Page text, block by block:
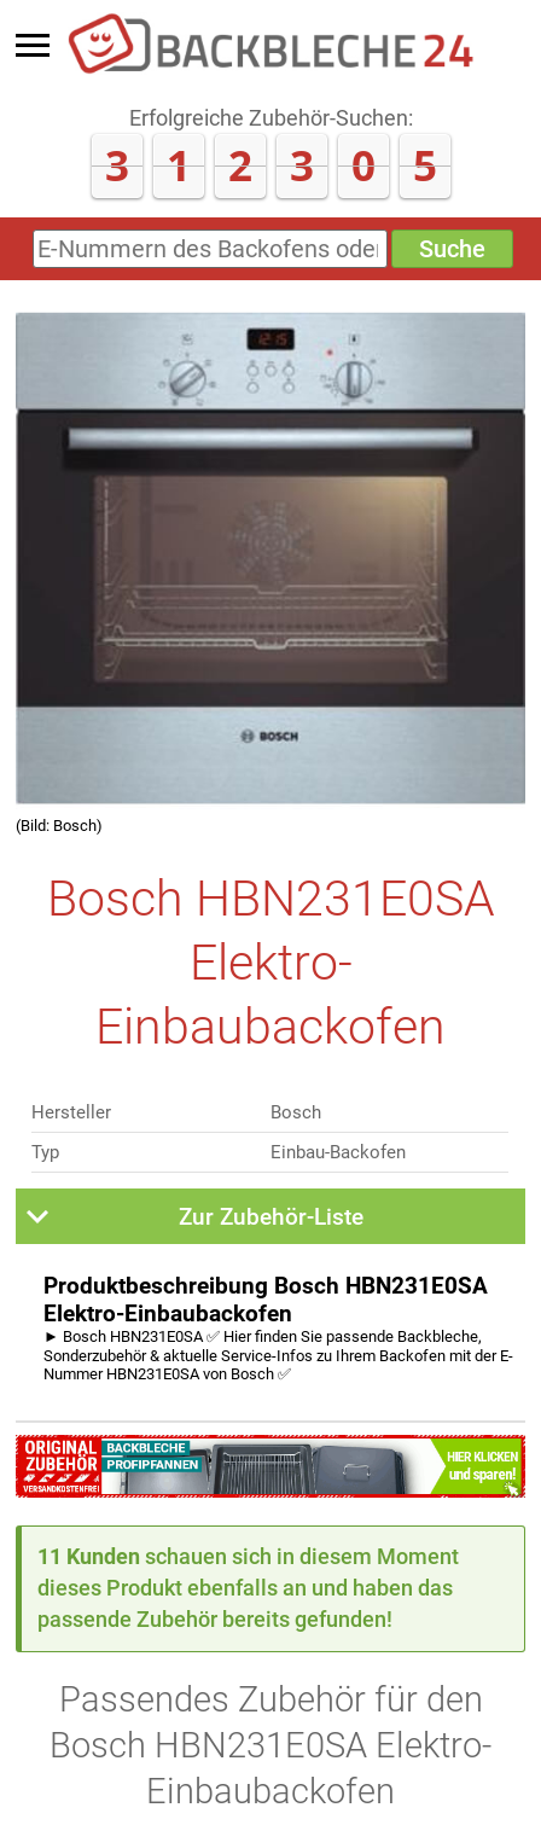
Erfolgreiche Zubehör-Suchen:
3 1 2 3 0 5
E-
Nummern
Suche
(Bild: Bosch)
Bosch HBN231E0SA
Elektro-
Einbaubackofen
Hersteller
Bosch
Typ
Einbau-Backofen
Zur Zubehör-Liste
Produktbeschreibung Bosch HBN231E0SA
Elektro-Einbaubackofen
► Bosch HBN231E0SA ✅ Hier finden Sie passende Backbleche,
Sonderzubehör & aktuelle Service-Infos zu Ihrem Backofen mit der E-
Nummer HBN231E0SA von Bosch ✅
11 Kunden schauen sich in diesem Moment
dieses Produkt ebenfalls an und haben das
passende Zubehör bereits gefunden!
Passendes Zubehör für den
Bosch HBN231E0SA Elektro-
Einbaubackofen